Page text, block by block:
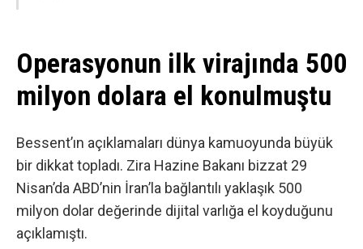
Operasyonun ilk virajında 500
milyon dolara el konulmuştu
Bessent’ın açıklamaları dünya kamuoyunda büyük
bir dikkat topladı. Zira Hazine Bakanı bizzat 29
Nisan’da ABD’nin İran’la bağlantılı yaklaşık 500
milyon dolar değerinde dijital varlığa el koyduğunu
açıklamıştı.